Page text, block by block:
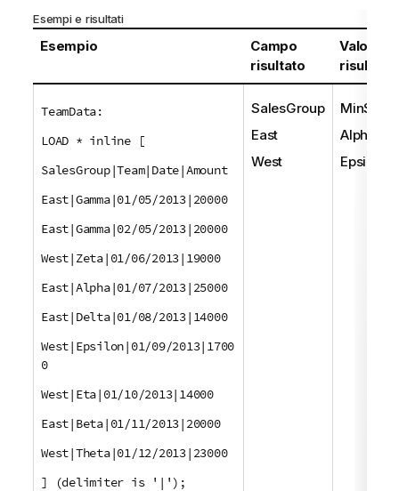
Esempi e risultati
Esempio
Campo
risultato
Valore
risultato
TeamData:
LOAD * inline [
SalesGroup|Team|Date|Amount
East|Gamma|01/05/2013|20000
East|Gamma|02/05/2013|20000
West|Zeta|01/06/2013|19000
East|Alpha|01/07/2013|25000
East|Delta|01/08/2013|14000
West|Epsilon|01/09/2013|1700
0
West|Eta|01/10/2013|14000
East|Beta|01/11/2013|20000
West|Theta|01/12/2013|23000
] (delimiter is '|');
SalesGroup
East
West
Alpha
Epsilon